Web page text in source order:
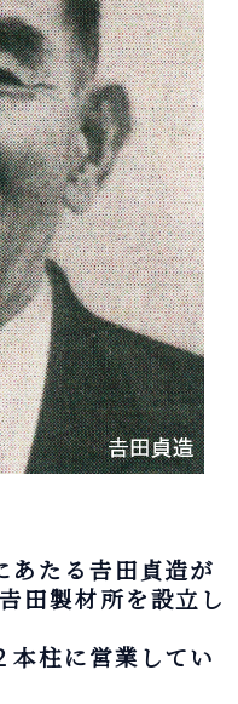
あたる𠮷田貞造が
田製材所を設立し
本柱に営業してい